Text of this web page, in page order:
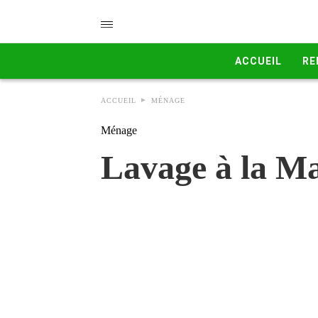
ACCUEIL
ACCUEIL MÉNAGE
Ménage
Lavage à la